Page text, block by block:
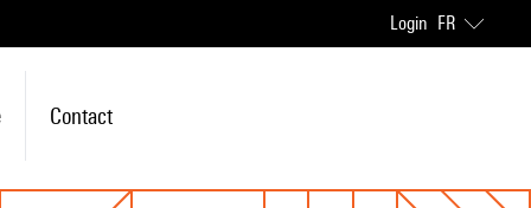
Login FR
Contact